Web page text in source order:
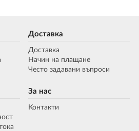
Доставка
Доставка
Начин на плащане
Често задавани въпроси
За нас
Контакти